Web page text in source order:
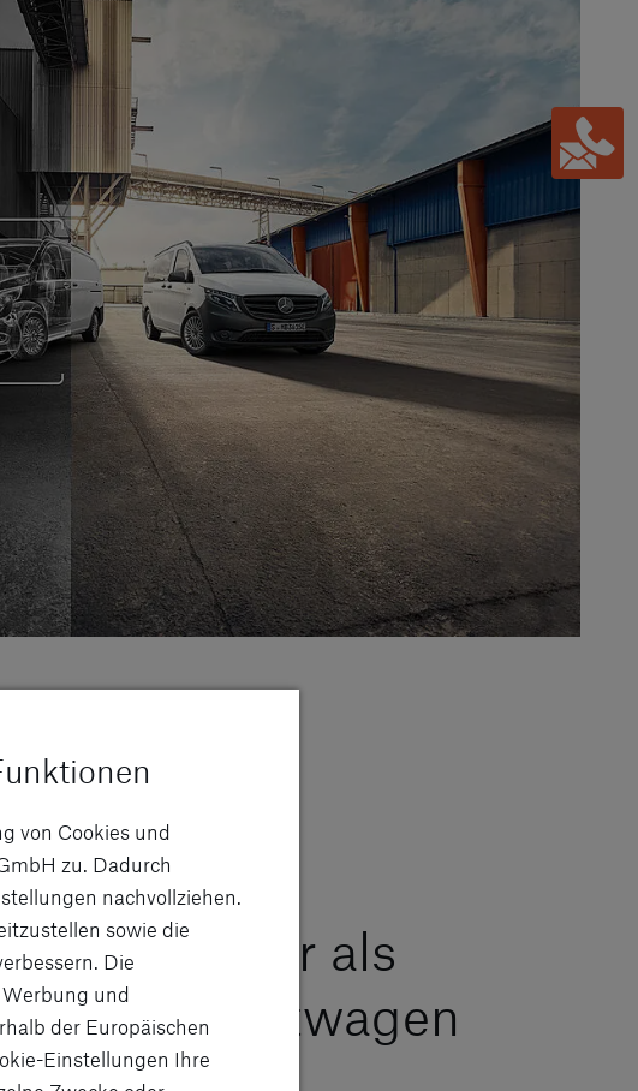
Wendige
Stadtflitzer als
Gebrauchtwagen
von Cookies und
zu. Dadurch
nachvollziehen.
sowie die
Die
und
der Europäischen
Einstellungen Ihre